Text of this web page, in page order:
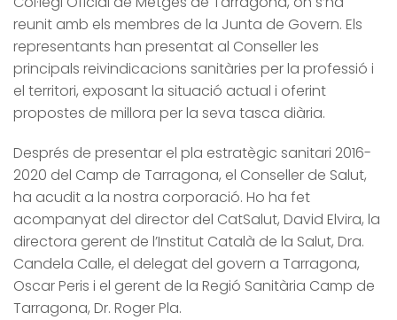
reunit amb els membres de la Junta de Govern. Els
representants han presentat al Conseller les
principals reivindicacions sanitàries per la professió i
el territori, exposant la situació actual i oferint
propostes de millora per la seva tasca diària.
Després de presentar el pla estratègic sanitari 2016-
2020 del Camp de Tarragona, el Conseller de Salut,
ha acudit a la nostra corporació. Ho ha fet
acompanyat del director del CatSalut, David Elvira, la
directora gerent de l’Institut Català de la Salut, Dra.
Candela Calle, el delegat del govern a Tarragona,
Oscar Peris i el gerent de la Regió Sanitària Camp de
Tarragona, Dr. Roger Pla.